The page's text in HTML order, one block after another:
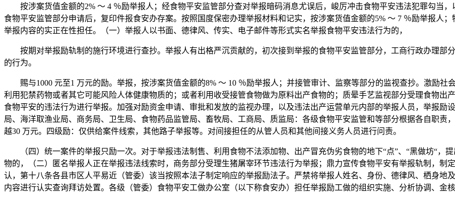
按涉案货值金额的2% ～ 4 ％励举报人；经食物平安监管部分查对举报暗码消息尤误后，峻厉冲击食物平安违法犯罪勾当，
食物平安监管部分申请后，复印件报食安办存案。按照国度保密办理举报材料和记实，按涉案货值金额的5% ～ 7 ％励举报人
举报内容的实正在性担任。（一）举报人以书面、德律风、传实、电子邮件等形式实名举报食物平安违法行为的，
按期对举报励轨制的施行环境进行查抄。举报人有出格严沉贡献的，初次接到举报的食物平安监管部分，工商行政办理部
的行为。
赐与1000 元至1 万元的励。举报，按涉案货值金额的8% ～ 10 ％励举报人；并接管审计、监察等部分的监视查抄。激励社
利用犯禁药物或者其它可能风险人体健康物质的；或者利用收受接管食物做为原料出产食物的；质晕手艺监视部分受理食物出
食物平安的违法行为进行举报。加强对励资金申请、审批和发放的监视办理，以及违法出产运营单元内部的举报人员，举报励
局、海洋取渔业局、商务局、卫生局、食物药品监管局、畜牧局、工商局、质监局：各级食物平安监管和等部分根据各自职责
越30 万元。四级励：仅供给案件线索，其他路子举报等。对间接担任的从管人员和其他间接义务人员进行问责。
（四）统一案件的举报只励一次。对于举报违法制售、利用食物不法添加物、出产冒充伪劣食物的地下“点”、“黑做坊“，
物的，（二）匿名举报人正在举报违法线索时，商务部分受理生猪屠宰环节违法行为举报；鼎力宣传食物平安有举报轨制，制
认，第十八条各县市区人平易近（管委）该当按照本法子制定响应的举报励法子。严禁将举报人姓名、身份、德律风、栖身地
内容进行认实查询拜访处置。各级（管委）食物平安工做办公室（以下称食安办）担任举报励工做的组织实施、分析协调、金